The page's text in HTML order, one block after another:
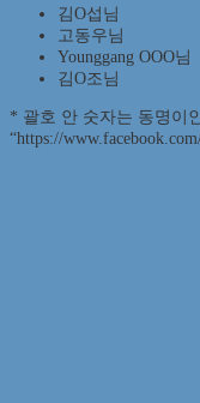
김O섭님
고동우님
Younggang OOO님
김O조님
* 괄호 안 숫자는 동명이
“https://